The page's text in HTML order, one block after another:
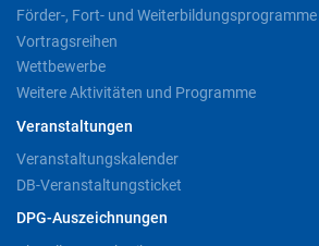
Förder-, Fort- und Weiterbildungsprogramme
Vortragsreihen
Wettbewerbe
Weitere Aktivitäten und Programme
Veranstaltungen
Veranstaltungskalender
DB-Veranstaltungsticket
DPG-Auszeichnungen